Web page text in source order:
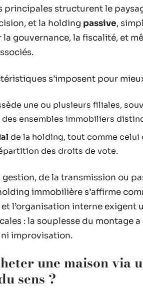
principales structurent le
et la holding passive,
gouvernance, la fiscalité, et
s’imposent pour
une ou plusieurs filiales,
des ensembles immobiliers
de la holding, tout comme celui
des droits de vote.
gestion, de la transmission ou
immobilière s’affirme
l’organisation interne exigent
: la souplesse du montage
improvisation.
une maison via
sens ?